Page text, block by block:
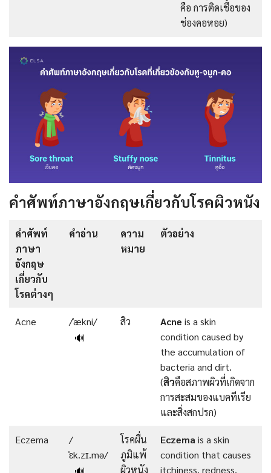
คือ การติดเชื้อของ
ช่องคอหอย)
คำศัพท์ภาษาอังกฤษเกี่ยวกับโรคผิวหนัง
คำศัพท์
ภาษา
อังกฤษ
เกี่ยวกับ
โรคต่างๆ
คำอ่าน
ความ
หมาย
ตัวอย่าง
Acne
/ˈækni/
🔊
สิว Acne is a skin
condition caused by
the accumulation of
bacteria and dirt.
(สิวคือสภาพผิวที่เกิดจาก
การสะสมของแบคทีเรีย
และสิ่งสกปรก)
Eczema
/
ˈɛk.zɪ.mə/
โรคผื่น
ภูมิแพ้
ผิวหนัง
Eczema is a skin
condition that causes
itchiness, redness,